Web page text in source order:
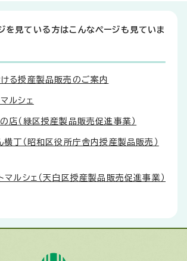
を見ている方はこんなページも見ていま
る授産製品販売のご案内
ルシェ
店（緑区授産製品販売促進事業）
横丁（昭和区役所庁舎内授産製品販売）
マルシェ（天白区授産製品販売促進事業）